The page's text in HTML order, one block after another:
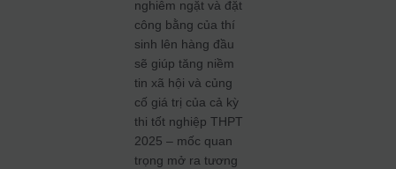
nghiêm ngặt và đặt
công bằng của thí
sinh lên hàng đầu
sẽ giúp tăng niềm
tin xã hội và củng
cố giá trị của cả kỳ
thi tốt nghiệp THPT
2025 – mốc quan
trọng mở ra tương